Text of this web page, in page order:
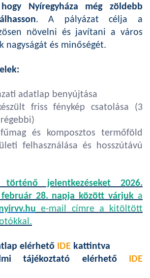
Nyíregyháza még zöldebb
. A pályázat célja a
növelni és javítani a város
nagyságát és minőségét.
adatlap benyújtása
friss fénykép csatolása (3
és komposztos termőföld
felhasználása és hosszútávú
jelentkezéseket 2026.
28. napja között várjuk a
e-mail címre a kitöltött
elérhető IDE kattintva
tájékoztató elérhető IDE